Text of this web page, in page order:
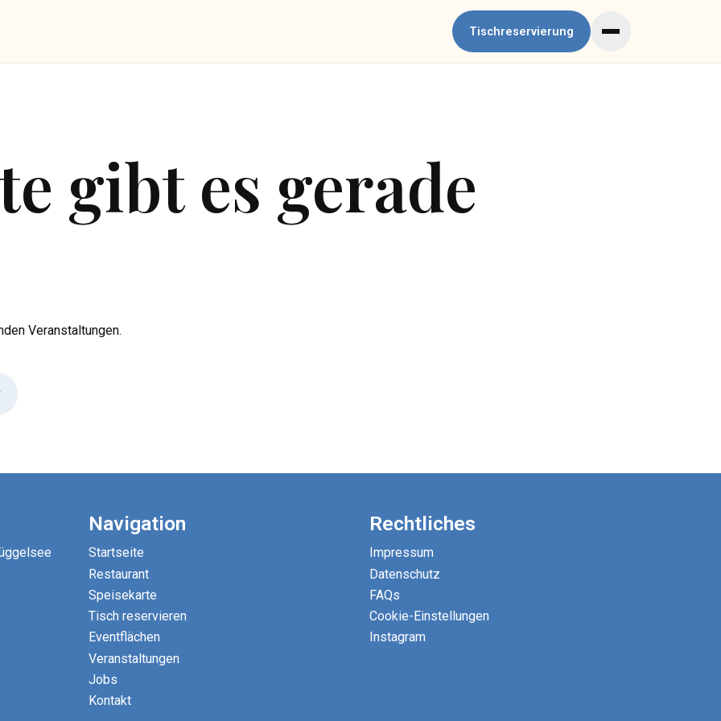
Tischreservierung
gibt es gerade
Veranstaltungen.
Navigation
Startseite
Restaurant
Speisekarte
Tisch reservieren
Eventflächen
Veranstaltungen
Jobs
Kontakt
Rechtliches
Impressum
Datenschutz
FAQs
Cookie-Einstellungen
Instagram